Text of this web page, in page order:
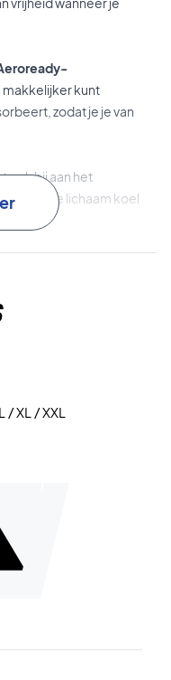
makkelijker kunt
zodat je je van
ook bij aan het
je lichaam koel
bepalen hoe strak de
/ XL / XXL